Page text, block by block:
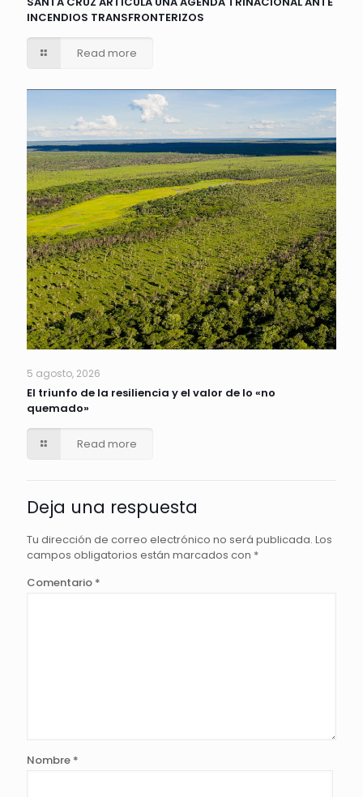
INCENDIOS TRANSFRONTERIZOS
Read more
5 agosto, 2026
El triunfo de la resiliencia y el valor de lo «no
quemado»
Read more
Deja una respuesta
Tu dirección de correo electrónico no será publicada. Los
campos obligatorios están marcados con *
Comentario *
Nombre *